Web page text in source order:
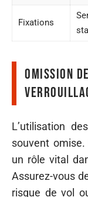
Fixations
Omission
L’utilisation
souvent
un rôle vital
Assurez-vous
risque de vol